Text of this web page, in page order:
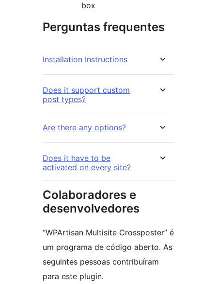
box
Perguntas frequentes
Installation Instructions
Does it support custom
post types?
Are there any options?
Does it have to be
activated on every site?
Colaboradores e
desenvolvedores
“WPArtisan Multisite Crossposter” é
um programa de código aberto. As
seguintes pessoas contribuíram
para este plugin.